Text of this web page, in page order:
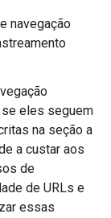
navegação
eles seguem
na seção a
a custar aos
de
de URLs e
essas